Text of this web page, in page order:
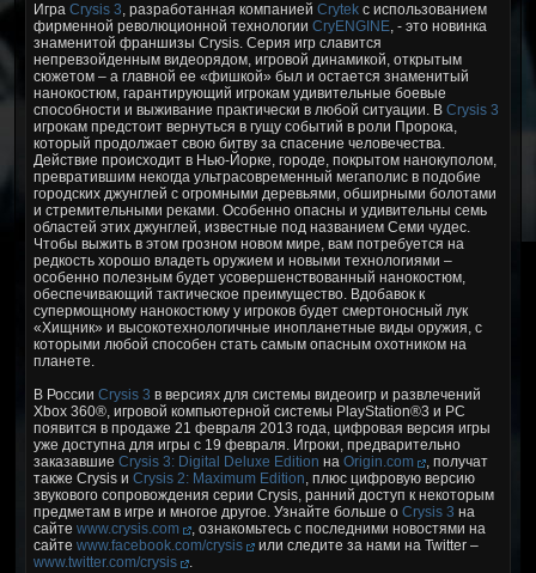
Игра Crysis 3, разработанная компанией Сrytek с использованием
фирменной революционной технологии CryENGINE, - это новинка
знаменитой франшизы Crysis. Серия игр славится
непревзойденным видеорядом, игровой динамикой, открытым
сюжетом – а главной ее «фишкой» был и остается знаменитый
нанокостюм, гарантирующий игрокам удивительные боевые
способности и выживание практически в любой ситуации. В Crysis 3
игрокам предстоит вернуться в гущу событий в роли Пророка,
который продолжает свою битву за спасение человечества.
Действие происходит в Нью-Йорке, городе, покрытом нанокуполом,
превратившим некогда ультрасовременный мегаполис в подобие
городских джунглей с огромными деревьями, обширными болотами
и стремительными реками. Особенно опасны и удивительны семь
областей этих джунглей, известные под названием Семи чудес.
Чтобы выжить в этом грозном новом мире, вам потребуется на
редкость хорошо владеть оружием и новыми технологиями –
особенно полезным будет усовершенствованный нанокостюм,
обеспечивающий тактическое преимущество. Вдобавок к
супермощному нанокостюму у игроков будет смертоносный лук
«Хищник» и высокотехнологичные инопланетные виды оружия, с
которыми любой способен стать самым опасным охотником на
планете.
В России Crysis 3 в версиях для системы видеоигр и развлечений
Xbox 360®, игровой компьютерной системы PlayStation®3 и PC
появится в продаже 21 февраля 2013 года, цифровая версия игры
уже доступна для игры с 19 февраля. Игроки, предварительно
заказавшие Crysis 3: Digital Deluxe Edition на Origin.com
, получат
также Crysis и Crysis 2: Maximum Edition, плюс цифровую версию
звукового сопровождения серии Crysis, ранний доступ к некоторым
предметам в игре и многое другое. Узнайте больше о Crysis 3 на
сайте www.crysis.com
, ознакомьтесь с последними новостями на
сайте www.facebook.com/crysis
или следите за нами на Twitter –
www.twitter.com/crysis
.